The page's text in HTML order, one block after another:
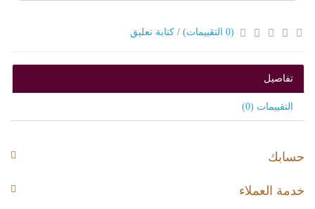
(0 التقييمات) / كتابة تعليق
تفاصيل
التقييمات (0)
حسابك
خدمة العملاء